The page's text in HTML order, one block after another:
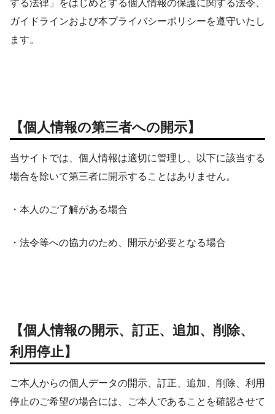
する法律」をはじめとする個人情報の保護に関する法令、
ガイドラインおよび本プライバシーポリシーを遵守いたし
ます。
【個人情報の第三者への開示】
当サイトでは、個人情報は適切に管理し、以下に該当する
場合を除いて第三者に開示することはありません。
・本人のご了解がある場合
・法令等への協力のため、開示が必要となる場合
【個人情報の開示、訂正、追加、削除、
利用停止】
ご本人からの個人データの開示、訂正、追加、削除、利用
停止のご希望の場合には、ご本人であることを確認させて